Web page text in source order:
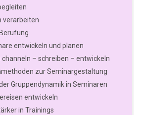
verarbeiten
entwickeln und planen
– schreiben – entwickeln
zur Seminargestaltung
Gruppendynamik in Seminaren
entwickeln
in Trainings